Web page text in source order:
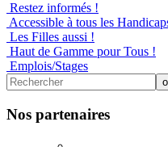
Restez informés !
Accessible à tous les
Les Filles aussi !
Haut de Gamme pour Tous !
Emplois/Stages
Nos partenaires